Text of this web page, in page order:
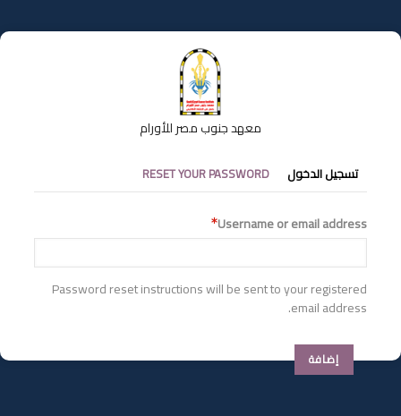
إلى
المحتوى
معهد جنوب مصر للأورام
التبويبات
الأساسية
تسجيل الدخول RESET YOUR PASSWORD
Username or email address
Password reset instructions will be sent to your registered
email address.